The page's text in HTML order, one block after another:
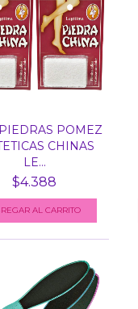
POMEZ
CHINAS
LE...
$4.388